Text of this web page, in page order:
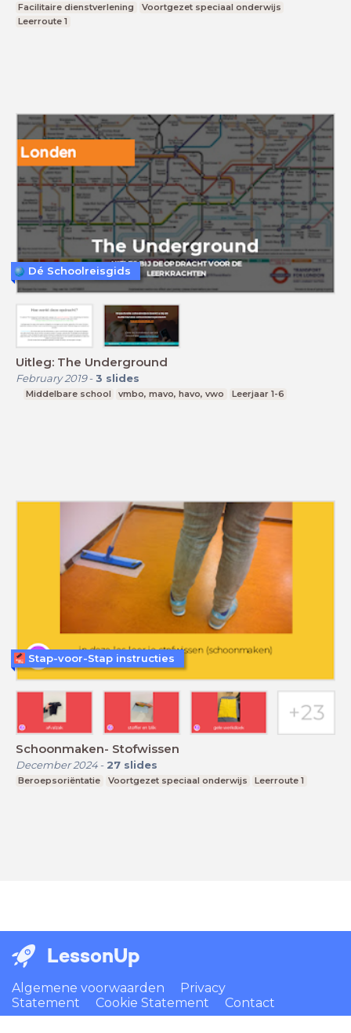
Facilitaire dienstverlening
Voortgezet speciaal onderwijs
Leerroute 1
Uitleg: The Underground
February 2019- 3 slides
Middelbare school vmbo, mavo, havo, vwo Leerjaar 1-6
Dé Schoolreisgids
Schoonmaken- Stofwissen
December 2024- 27 slides
Beroepsoriëntatie Voortgezet speciaal onderwijs Leerroute 1
Stap-voor-Stap instructies
LessonUp
Algemene voorwaarden
Privacy
Statement
Cookie Statement Contact